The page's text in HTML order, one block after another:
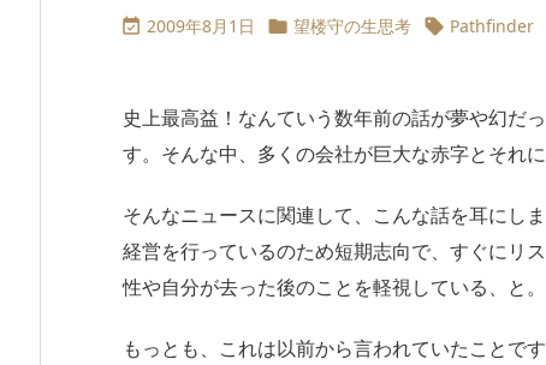
 2009年8月1日  望楼守の生思考  Pathfinder
史上最高益！なんていう数年前の話が夢や幻だ
す。そんな中、多くの会社が巨大な赤字とそれ
そんなニュースに関連して、こんな話を耳にし
経営を行っているのため短期志向で、すぐにリ
性や自分が去った後のことを軽視している、と。
もっとも、これは以前から言われていたことで